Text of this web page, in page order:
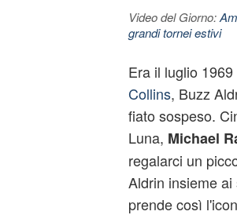
Video del Giorno:
grandi tornei estivi
Era il luglio
Collins, Buzz
fiato sospeso.
Luna, Michael
regalarci un
Aldrin insieme
prende così